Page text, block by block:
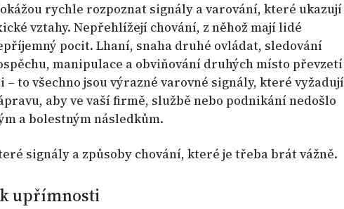
rychle rozpoznat signály a varování, které ukazují
vztahy. Nepřehlížejí chování, z něhož mají lidé
pocit. Lhaní, snaha druhé ovládat, sledování
manipulace a obviňování druhých místo převzetí
– to všechno jsou výrazné varovné signály, které vyžadují
aby ve vaší firmě, službě nebo podnikání nedošlo
a bolestným následkům.
signály a způsoby chování, které je třeba brát vážně.
upřímnosti